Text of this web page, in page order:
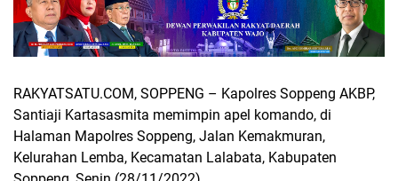
RAKYATSATU.COM, SOPPENG – Kapolres Soppeng AKBP,
Santiaji Kartasasmita memimpin apel komando, di
Halaman Mapolres Soppeng, Jalan Kemakmuran,
Kelurahan Lemba, Kecamatan Lalabata, Kabupaten